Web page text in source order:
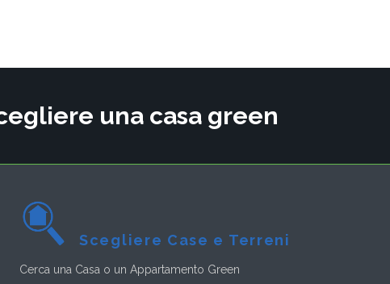
una casa green
Scegliere Case e Terreni
Cerca una Casa o un Appartamento Green